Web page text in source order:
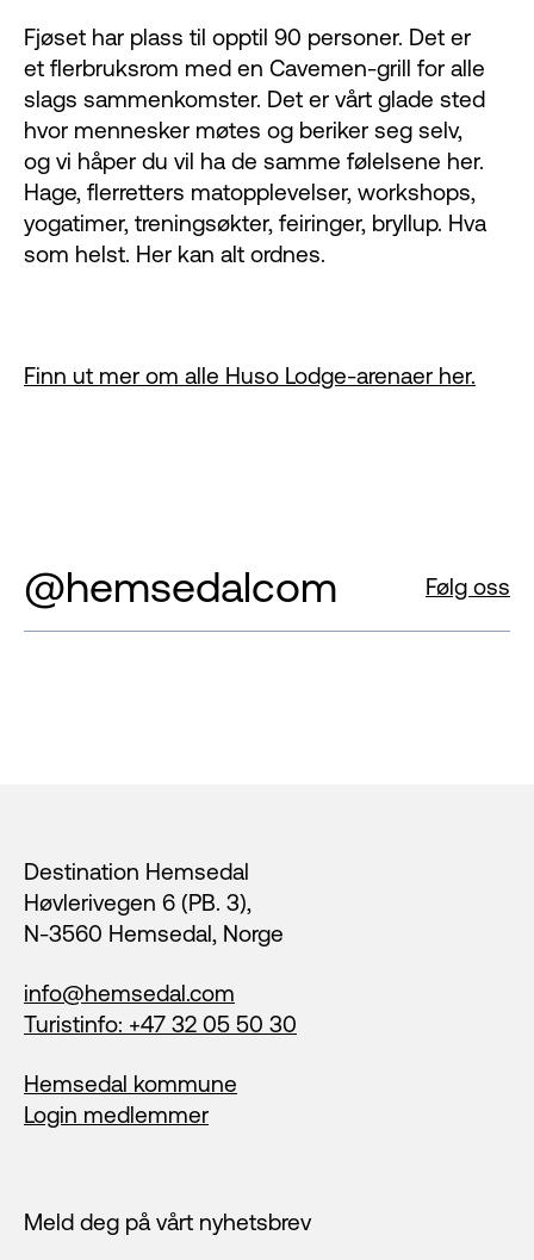
Fjøset har plass til opptil 90 personer. Det er
et flerbruksrom med en Cavemen-grill for alle
slags sammenkomster. Det er vårt glade sted
hvor mennesker møtes og beriker seg selv,
og vi håper du vil ha de samme følelsene her.
Hage, flerretters matopplevelser, workshops,
yogatimer, treningsøkter, feiringer, bryllup. Hva
som helst. Her kan alt ordnes.
Finn ut mer om alle Huso Lodge-arenaer her.
@hemsedalcom Følg oss
Destination Hemsedal
Høvlerivegen 6 (PB. 3),
N-3560 Hemsedal, Norge
info@hemsedal.com
Turistinfo: +47 32 05 50 30
Hemsedal kommune
Login medlemmer
Meld deg på vårt nyhetsbrev